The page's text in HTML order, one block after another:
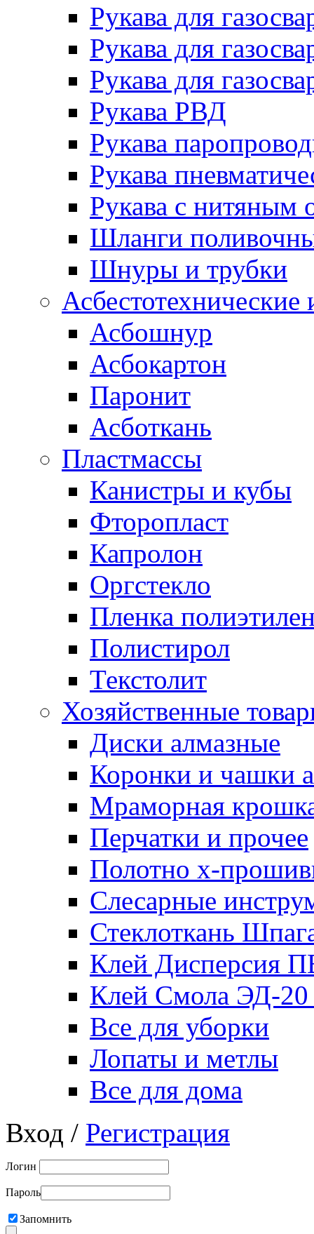
Рукава для
Рукава для
Рукава для
Рукава РВД
Рукава
Рукава
Рукава с нитяным
Шланги
Шнуры и трубки
Асбестотехнические
Асбошнур
Асбокартон
Паронит
Асботкань
Пластмассы
Канистры и кубы
Фторопласт
Капролон
Оргстекло
Пленка
Полистирол
Текстолит
Хозяйственные
Диски алмазные
Коронки и чашки
Мраморная
Перчатки и прочее
Полотно х-
Слесарные
Стеклоткань
Клей Дисперсия
Клей Смола ЭД-20
Все для уборки
Лопаты и метлы
Все для дома
Вход / Регистрация
Логин
Пароль
Запомнить